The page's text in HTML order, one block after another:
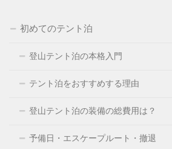
初めてのテント泊
登山テント泊の本格入門
テント泊をおすすめする理由
登山テント泊の装備の総費用は？
予備日・エスケープルート・撤退